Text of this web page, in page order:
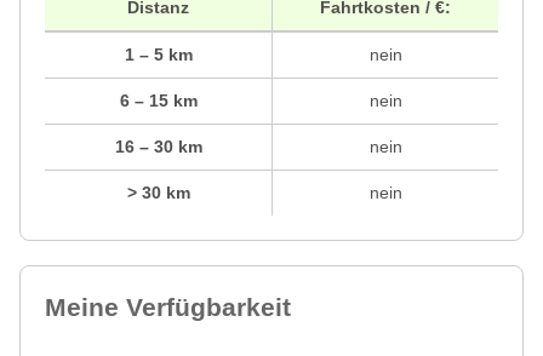
Distanz
1 – 5 km
6 – 15 km
16 – 30 km
> 30 km
Fahrtkosten / €:
nein
nein
nein
nein
Meine Verfügbarkeit